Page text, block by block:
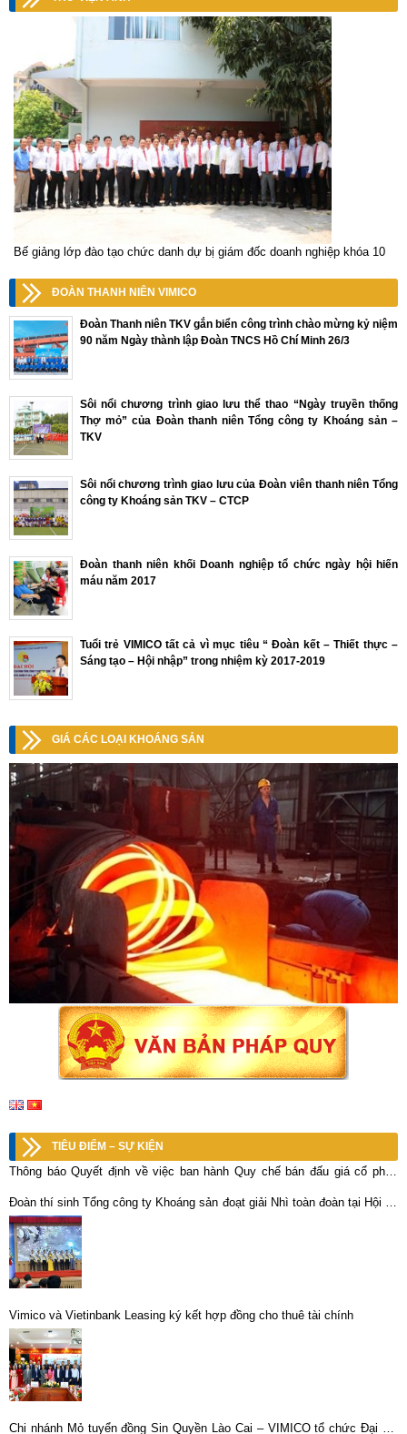
Bế giảng lớp đào tạo chức danh dự bị giám đốc doanh nghiệp khóa 10
ĐOÀN THANH NIÊN VIMICO
Đoàn Thanh niên TKV gắn biển công trình chào mừng kỷ niệm
90 năm Ngày thành lập Đoàn TNCS Hồ Chí Minh 26/3
Sôi nổi chương trình giao lưu thể thao “Ngày truyền thống
Thợ mỏ” của Đoàn thanh niên Tổng công ty Khoáng sản –
TKV
Sôi nổi chương trình giao lưu của Đoàn viên thanh niên Tổng
công ty Khoáng sản TKV – CTCP
Đoàn thanh niên khối Doanh nghiệp tổ chức ngày hội hiến
máu năm 2017
Tuổi trẻ VIMICO tất cả vì mục tiêu “ Đoàn kết – Thiết thực –
Sáng tạo – Hội nhập” trong nhiệm kỳ 2017-2019
GIÁ CÁC LOẠI KHOÁNG SẢN
TIÊU ĐIỂM – SỰ KIỆN
Thông báo Quyết định về việc ban hành Quy chế bán đấu giá cổ phần
Đoàn thí sinh Tổng công ty Khoáng sản đoạt giải Nhì toàn đoàn tại Hội thi
ATVSV giỏi TKV lần thứ XII, năm 2023
Vimico và Vietinbank Leasing ký kết hợp đồng cho thuê tài chính
Chi nhánh Mỏ tuyển đồng Sin Quyền Lào Cai – VIMICO tổ chức Đại hội